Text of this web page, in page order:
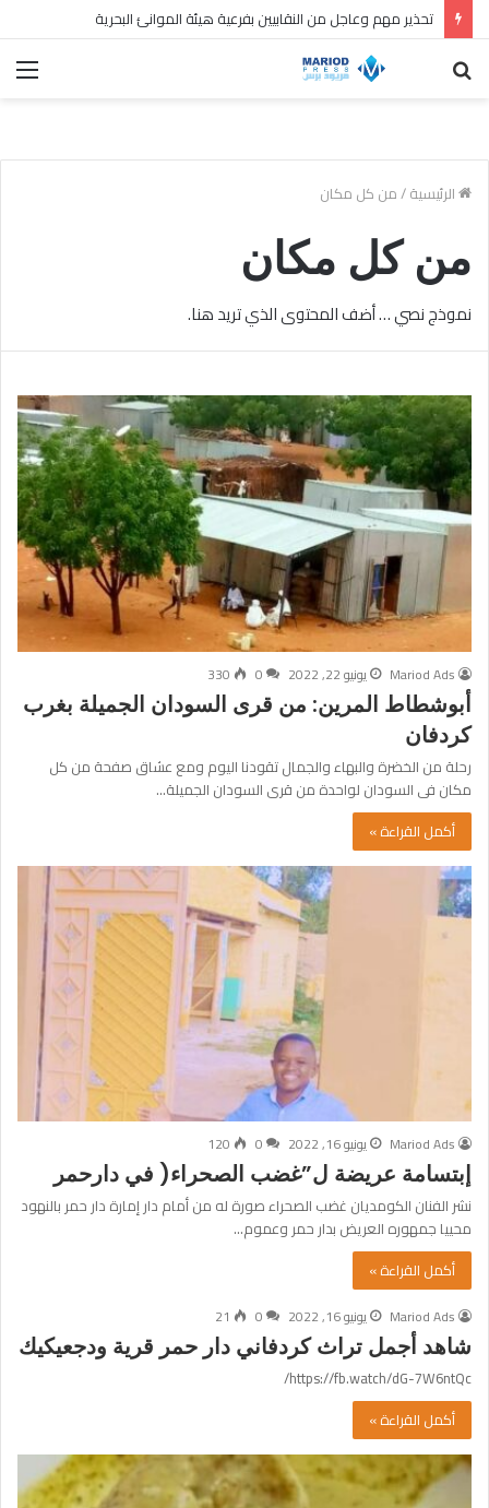
تحذير مهم وعاجل من النقابيين بفرعية هيئة الموانئ البحرية
الرئيسية/من كل مكان
من كل مكان
نموذج نصي … أضف المحتوى الذي تريد هنا.
Mariod Ads يونيو 22, 2022 0
330
أبوشطاط المرين: من قرى السودان الجميلة بغرب
كردفان
رحلة من الخضرة والبهاء والجمال تقودنا اليوم ومع عشاق صفحة من كل
مكان فى السودان لواحدة من قرى السودان الجميلة…
أكمل القراءة »
Mariod Ads يونيو 16, 2022 0
120
إبتسامة عريضة ل”غضب الصحراء( في دارحمر
نشر الفنان الكومديان غضب الصحراء صورة له من أمام دار إمارة دار حمر بالنهود
محييا جمهوره العريض بدار حمر وعموم…
أكمل القراءة »
Mariod Ads يونيو 16, 2022 0
21
شاهد أجمل تراث كردفاني دار حمر قرية ودجعيكيك
https://fb.watch/dG-7W6ntQc/
أكمل القراءة »